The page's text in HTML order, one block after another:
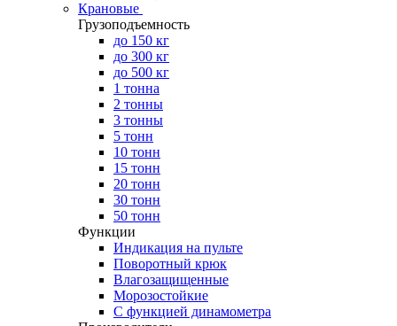
Крановые
Грузоподъемность
до 150 кг
до 300 кг
до 500 кг
1 тонна
2 тонны
3 тонны
5 тонн
10 тонн
15 тонн
20 тонн
30 тонн
50 тонн
Функции
Индикация на пульте
Поворотный крюк
Влагозащищенные
Морозостойкие
С функцией динамометра